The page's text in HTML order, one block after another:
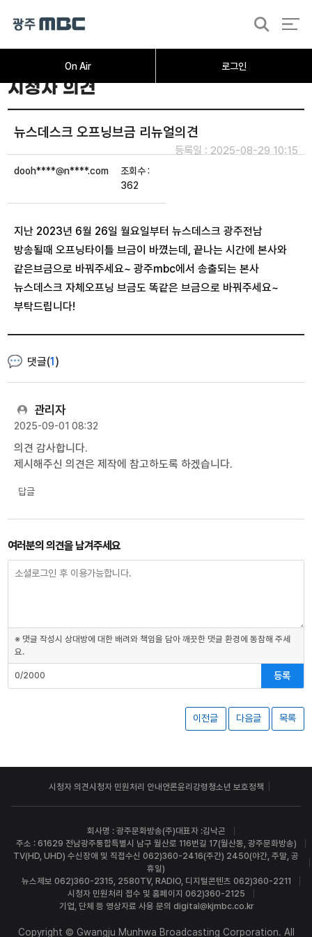
On Air 로그인
검
시청자 의견
뉴스데스크 오프닝브금 리뉴얼의견
등록일 : 2025-08-29 10:15
dooh****@n****.com
조회수 :
362
지난 2023년 6월 26일 월요일부터 뉴스데스크 광주전남
방송될때 오프닝타이틀 브금이 바꼈는데, 끝나는 시간에 본사와
같은브금으로 바꿔주세요~ 광주mbc에서 송출되는 본사
뉴스데스크 자체오프닝 브금도 똑같은 브금으로 바꿔주세요~
부탁드립니다!
댓글(1 )
관리자
2025-09-01 08:32
의견 감사합니다.
제시해주신 의견은 제작에 참고하도록 하겠습니다.
답글
여러분의 의견을 남겨주세요
※ 댓글 작성시 상대방에 대한 배려와 책임을 담아 깨끗한 댓글 환경에 동참해 주세
요.
0/2000 등록
이전글 다음글 목록
시청자 의견시청자 민원처리 안내언론윤리강령 청소년 보호정책
회사명 : 광주문화방송(주)대표자 :김낙곤
주소 : 61629 전남광주통합특별시 남구 월산로 116번길 17(월산동, 광주문화방송)
TV(HD, UHD) 수신장애 및 직접수신 062)360-2416(주간) 2450(야간, 주말, 공
휴일)
뉴스제보 062)360-2315, 2580TV, RADIO, 디지털콘텐츠 062)360-2211
시청자 민원처리 접수 및 홈페이지 062)360-2125
기업, 단체 등 영상자료 사용 문의 digital@kjmbc.co.kr
Copyright © Gwangju Munhwa Broadcasting Corporation. All